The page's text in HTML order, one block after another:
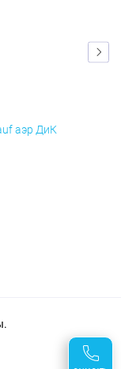
аэр ДиК